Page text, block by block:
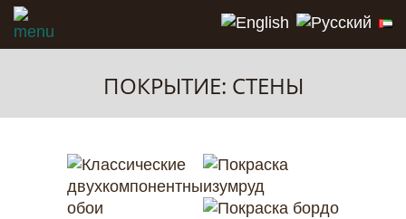
ПОКРЫТИЕ: СТЕНЫ